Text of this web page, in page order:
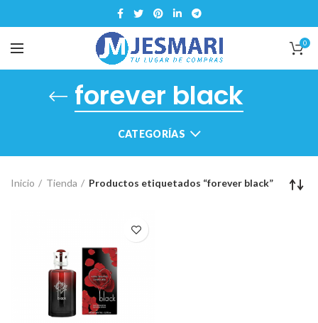
0
forever black
CATEGORÍAS
Inicio Tienda Productos etiquetados “forever black”